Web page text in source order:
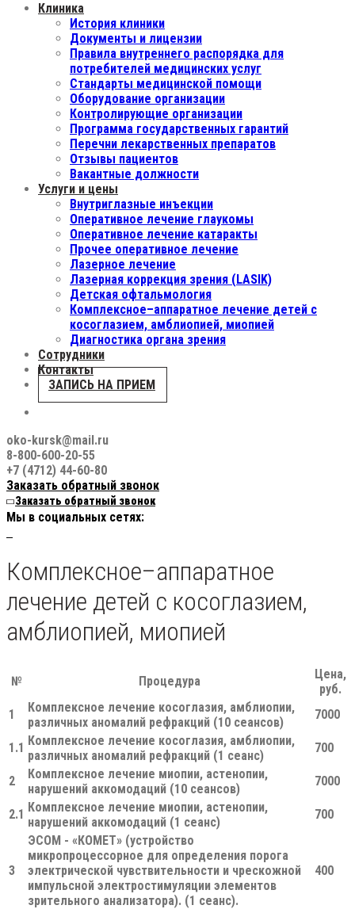
Клиника
История клиники
Документы и лицензии
Правила внутреннего распорядка для
потребителей медицинских услуг
Стандарты медицинской помощи
Оборудование организации
Контролирующие организации
Программа государственных гарантий
Перечни лекарственных препаратов
Отзывы пациентов
Вакантные должности
Услуги и цены
Внутриглазные инъекции
Оперативное лечение глаукомы
Оперативное лечение катаракты
Прочее оперативное лечение
Лазерное лечение
Лазерная коррекция зрения (LASIK)
Детская офтальмология
Комплексное–аппаратное лечение детей с
косоглазием, амблиопией, миопией
Диагностика органа зрения
Сотрудники
Контакты
ЗАПИСЬ НА ПРИЕМ
oko-kursk@mail.ru
8-800-600-20-55
+7 (4712) 44-60-80
Заказать обратный звонок
Заказать обратный звонок
Мы в социальных сетях:
Комплексное–аппаратное
лечение детей с косоглазием,
амблиопией, миопией
№ Процедура
Цена,
руб.
1
Комплексное лечение косоглазия, амблиопии,
различных аномалий рефракций (10 сеансов)
7000
1.1 Комплексное лечение косоглазия, амблиопии,
различных аномалий рефракций (1 сеанс)
700
2
Комплексное лечение миопии, астенопии,
нарушений аккомодаций (10 сеансов)
7000
2.1 Комплексное лечение миопии, астенопии,
нарушений аккомодаций (1 сеанс)
700
3
ЭСОМ - «КОМЕТ» (устройство
микропроцессорное для определения порога
электрической чувствительности и чрескожной
импульсной электростимуляции элементов
зрительного анализатора). (1 сеанс).
400